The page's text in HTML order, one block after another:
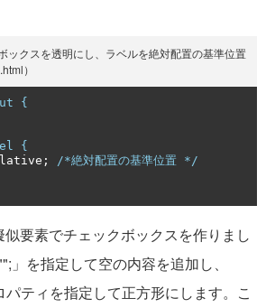
クスを透明にし、ラベルを絶対配置の基準位置
）
{
{
;
/*絶対配置の基準位置 */
要素でチェックボックスを作りまし
」を指定して空の内容を追加し、
ティを指定して正方形にします。こ